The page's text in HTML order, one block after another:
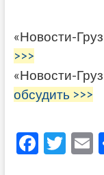
«Новости-
>>>
«Новости-
обсудить >>>
F T